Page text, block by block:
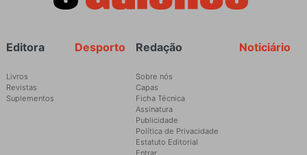
Rodapé Noticiário
Redação
Sobre nós
Capas
Ficha Técnica
Assinatura
Publicidade
Política de Privacidade
Estatuto Editorial
Desporto
Editora
Livros
Revistas
Suplementos